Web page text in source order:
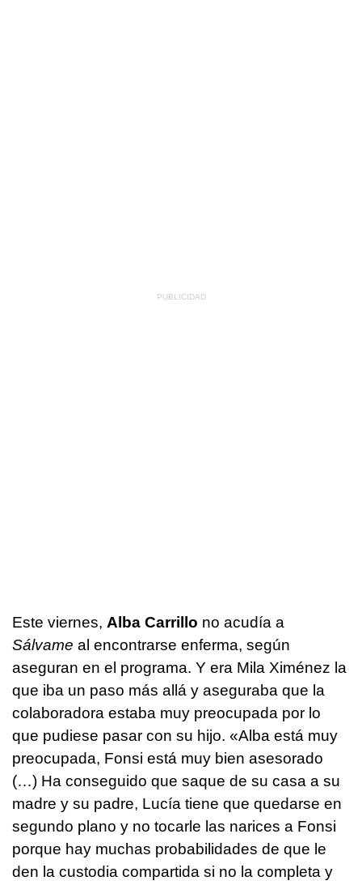
Este viernes, Alba Carrillo no acudía a
Sálvame al encontrarse enferma, según
aseguran en el programa. Y era Mila Ximénez la
que iba un paso más allá y aseguraba que la
colaboradora estaba muy preocupada por lo
que pudiese pasar con su hijo. «Alba está muy
preocupada, Fonsi está muy bien asesorado
(…) Ha conseguido que saque de su casa a su
madre y su padre, Lucía tiene que quedarse en
segundo plano y no tocarle las narices a Fonsi
porque hay muchas probabilidades de que le
den la custodia compartida si no la completa y